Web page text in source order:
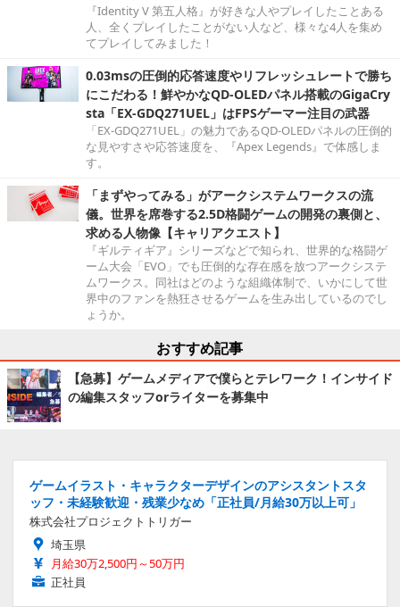
『Identity V 第五人格』が好きな人やプレイしたことある
人、全くプレイしたことがない人など、様々な4人を集め
てプレイしてみました！
0.03msの圧倒的応答速度やリフレッシュレートで勝ち
にこだわる！鮮やかなQD-OLEDパネル搭載のGigaCry
sta「EX-GDQ271UEL」はFPSゲーマー注目の武器
「EX-GDQ271UEL」の魅力であるQD-OLEDパネルの圧倒的
な見やすさや応答速度を、『Apex Legends』で体感しま
す。
「まずやってみる」がアークシステムワークスの流
儀。世界を席巻する2.5D格闘ゲームの開発の裏側と、
求める人物像【キャリアクエスト】
『ギルティギア』シリーズなどで知られ、世界的な格闘ゲ
ーム大会「EVO」でも圧倒的な存在感を放つアークシステ
ムワークス。同社はどのような組織体制で、いかにして世
界中のファンを熱狂させるゲームを生み出しているのでし
ょうか。
おすすめ記事
【急募】ゲームメディアで僕らとテレワーク！インサイド
の編集スタッフorライターを募集中
ゲームイラスト・キャラクターデザインのアシスタントスタ
ッフ・未経験歓迎・残業少なめ「正社員/月給30万以上可」
株式会社プロジェクトトリガー
埼玉県
月給30万2,500円～50万円
正社員